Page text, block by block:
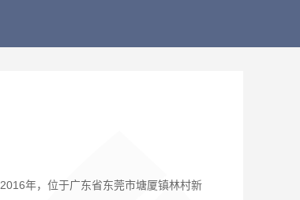
年，位于广东省东莞市塘厦镇林村新